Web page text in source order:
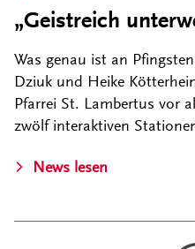
„Geistreich
Was genau ist an
Dziuk und Heike
Pfarrei St. Lambertus vor
zwölf interaktiven
News lesen